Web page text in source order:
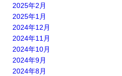
2025年2月
2025年1月
2024年12月
2024年11月
2024年10月
2024年9月
2024年8月